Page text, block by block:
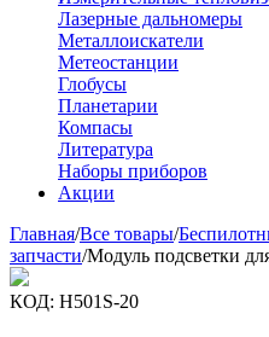
Лазерные дальномеры
Металлоискатели
Метеостанции
Глобусы
Планетарии
Компасы
Литература
Наборы приборов
Акции
Главная/Все товары/
запчасти/Модуль подсветки
КОД: H501S-20